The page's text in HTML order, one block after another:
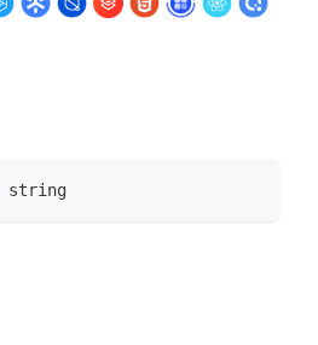
string